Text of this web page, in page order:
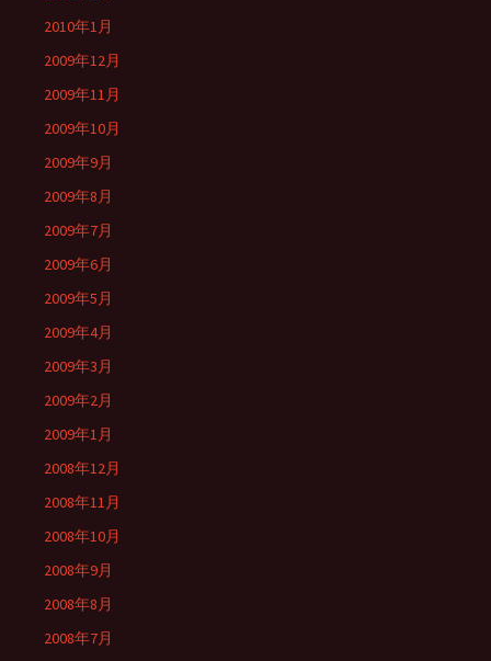
2010年1月
2009年12月
2009年11月
2009年10月
2009年9月
2009年8月
2009年7月
2009年6月
2009年5月
2009年4月
2009年3月
2009年2月
2009年1月
2008年12月
2008年11月
2008年10月
2008年9月
2008年8月
2008年7月